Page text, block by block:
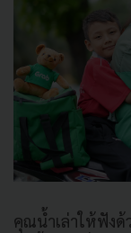
คุณน้ำเล่าให้ฟังด้